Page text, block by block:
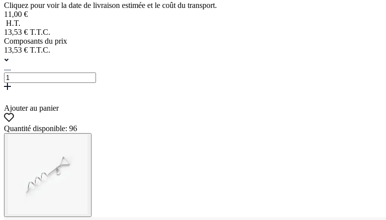
Cliquez pour voir la date de livraison estimée et le coût du transport.
11,00 €
H.T.
13,53 € T.T.C.
Composants du prix
13,53 € T.T.C.
Ajouter au panier
Quantité disponible: 96